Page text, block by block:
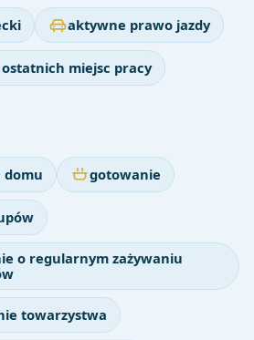
aktywne prawo jazdy
miejsc pracy
domu gotowanie
o regularnym zażywaniu
towarzystwa